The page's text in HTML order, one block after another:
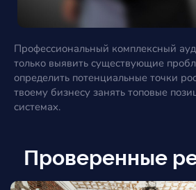
Профессиональный комплексный
только выявить существующие
определить потенциальные точки
твоему бизнесу занять топовые
системах.
Проверенные